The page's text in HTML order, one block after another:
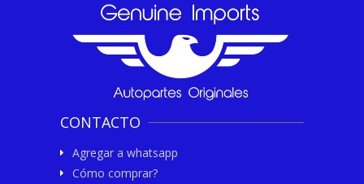
CONTACTO
Agregar a whatsapp
Cómo comprar?